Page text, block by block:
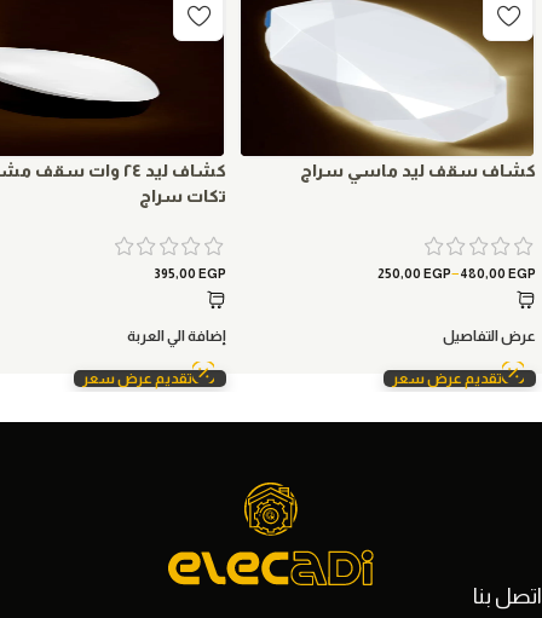
كشاف سقف ليد ماسي سراج
250,00 EGP–480,00 EGP
عرض التفاصيل
تقديم عرض سعر
تكات سراج
395,00 EGP
إضافة الي العربة
تقديم عرض سعر
اتصل بنا